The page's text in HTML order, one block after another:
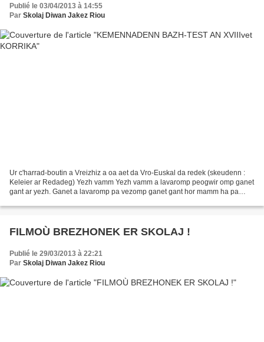
Publié le 03/04/2013 à 14:55
Par Skolaj Diwan Jakez Riou
Ur c'harrad-boutin a Vreizhiz a oa aet da Vro-Euskal da redek (skeudenn :
Keleier ar Redadeg) Yezh vamm Yezh vamm a lavaromp peogwir omp ganet
gant ar yezh. Ganet a lavaromp pa vezomp ganet gant hor mamm ha pa
FILMOÙ BREZHONEK ER SKOLAJ !
Publié le 29/03/2013 à 22:21
Par Skolaj Diwan Jakez Riou